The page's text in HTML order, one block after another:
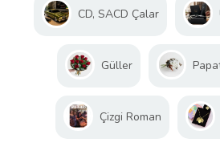
CD, SACD Çalar
Güller
Çizgi Roman